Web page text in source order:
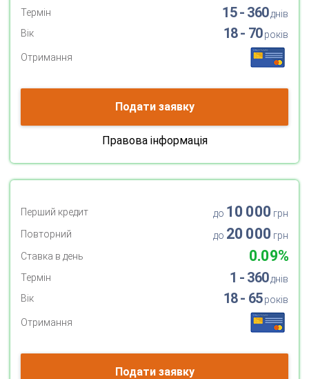
Термін 15 - 360днів
Вік
18 - 70років
Отримання
Подати заявку
Правова інформація
Перший кредит до 10 000 грн
Повторний
до 20 000 грн
Ставка в день
0.09%
Термін 1 - 360днів
Вік
18 - 65років
Отримання
Подати заявку